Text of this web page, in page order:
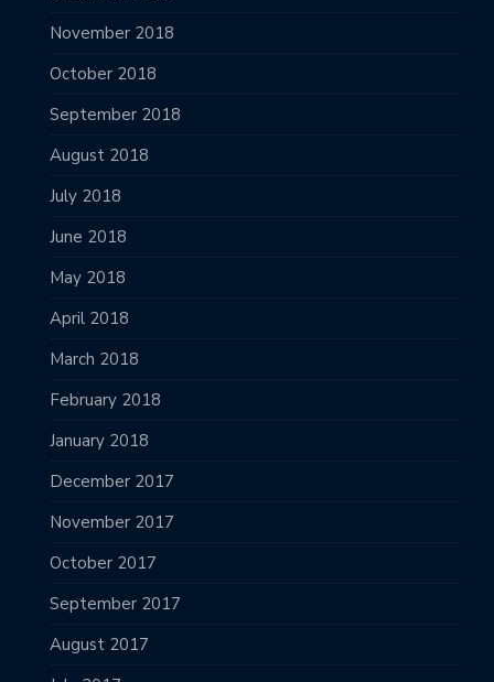
November 2018
October 2018
September 2018
August 2018
July 2018
June 2018
May 2018
April 2018
March 2018
February 2018
January 2018
December 2017
November 2017
October 2017
September 2017
August 2017